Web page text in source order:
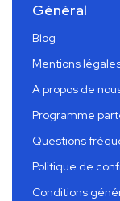
Général
Blog
Mentions
A propos de
Programme
Questions
Politique de
Conditions